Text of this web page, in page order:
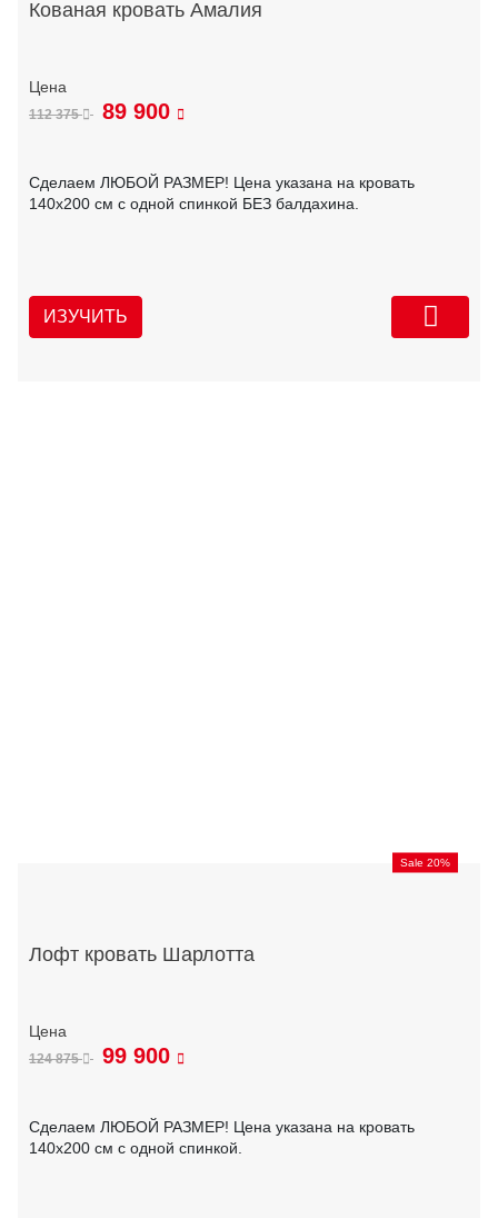
Кованая кровать Амалия
112 375 89 900
Сделаем ЛЮБОЙ РАЗМЕР! Цена указана на кровать
140х200 см с одной спинкой БЕЗ балдахина.
ИЗУЧИТЬ
Sale 20%
Лофт кровать Шарлотта
124 875 99 900
Сделаем ЛЮБОЙ РАЗМЕР! Цена указана на кровать
140х200 см с одной спинкой.